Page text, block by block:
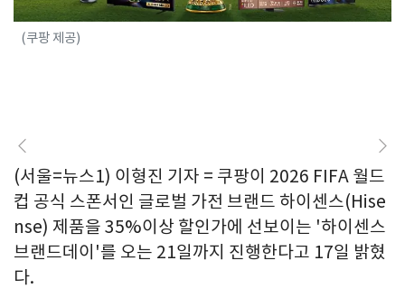
(쿠팡 제공)
(서울=뉴스1) 이형진 기자 = 쿠팡이 2026 FIFA 월드
컵 공식 스폰서인 글로벌 가전 브랜드 하이센스(Hise
nse) 제품을 35%이상 할인가에 선보이는 '하이센스
브랜드데이'를 오는 21일까지 진행한다고 17일 밝혔
다.